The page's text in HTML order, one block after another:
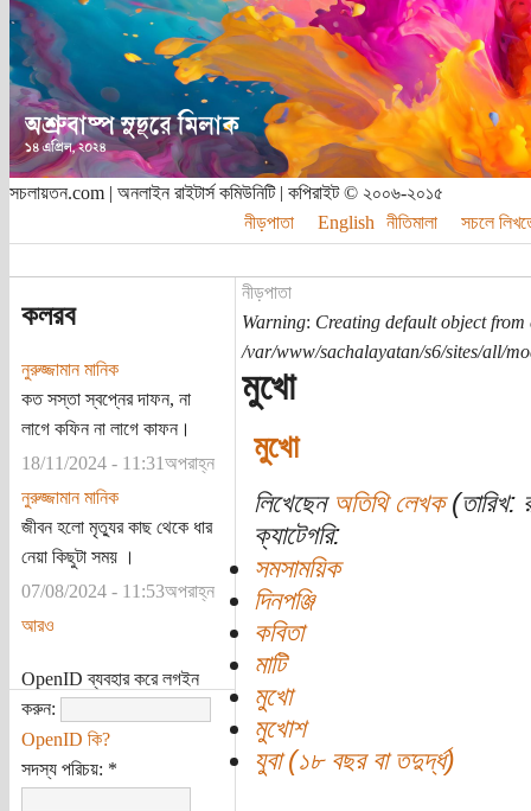
সচলায়তন.com | অনলাইন রাইটার্স কমিউনিটি | কপিরাইট © ২০০৬-২০১৫
নীড়পাতা
English নীতিমালা সচলে
কলরব
নুরুজ্জামান মানিক
কত সস্তা স্বপ্নের দাফন, না
লাগে কফিন না লাগে কাফন।
18/11/2024 - 11:31অপরাহ্ন
নুরুজ্জামান মানিক
জীবন হলো মৃত্যুর কাছ থেকে ধার
নেয়া কিছুটা সময় ।
07/08/2024 - 11:53অপরাহ্ন
আরও
OpenID ব্যবহার করে লগইন
করুন:
OpenID কি?
সদস্য পরিচয়: *
নীড়পাতা
Warning: Creating default object from
/var/www/sachalayatan/s6/sites/all/
মুখো
মুখো
লিখেছেন অতিথি লেখক(তারিখ:
ক্যাটেগরি:
সমসাময়িক
দিনপঞ্জি
কবিতা
মাটি
মুখো
মুখোশ
যুবা (১৮ বছর বা তদুর্দ্ধ)